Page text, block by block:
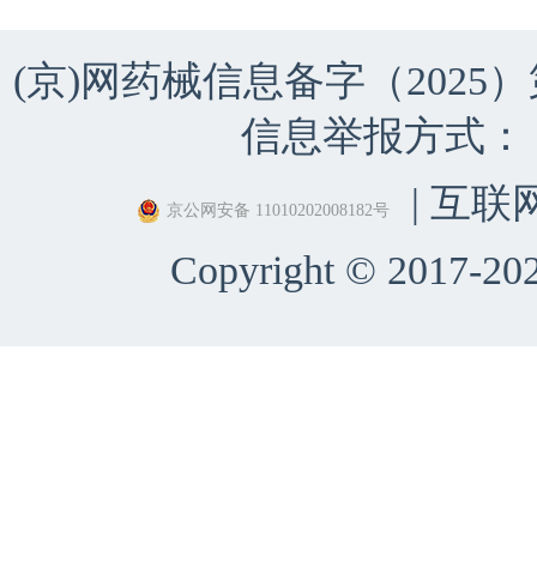
(京)网药械信息备字（2025
信息举报方式：
京公网安备 11010202008182号
| 互联
Copyright © 2017-